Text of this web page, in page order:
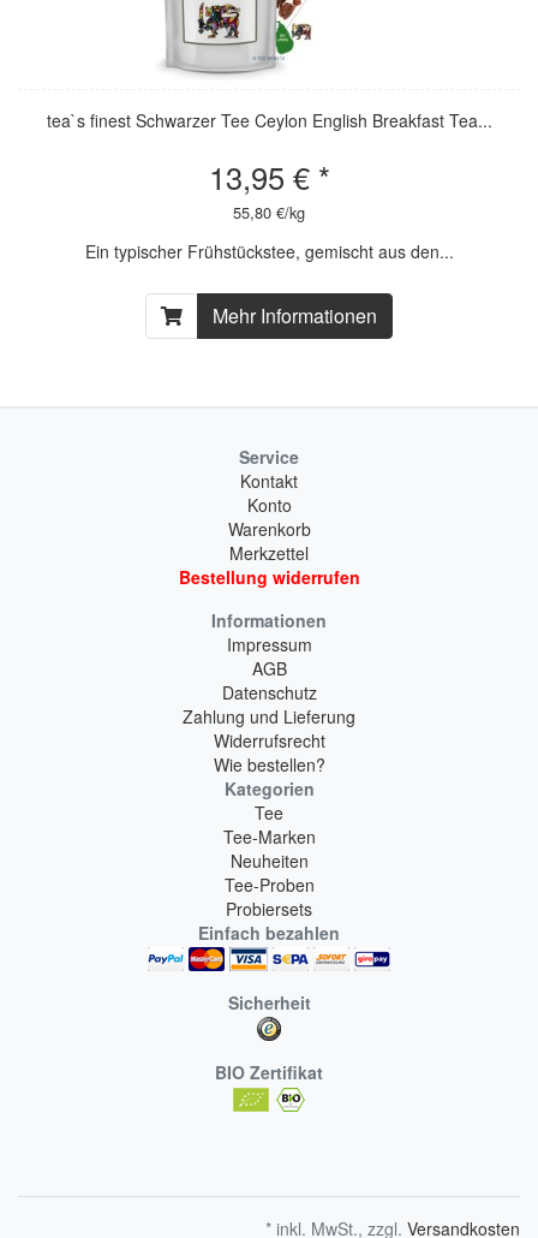
tea`s finest Schwarzer Tee Ceylon English Breakfast Tea...
13,95 € *
55,80 €/kg
Ein typischer Frühstückstee, gemischt aus den...
Mehr Informationen
Service
Kontakt
Konto
Warenkorb
Merkzettel
Bestellung widerrufen
Informationen
Impressum
AGB
Datenschutz
Zahlung und Lieferung
Widerrufsrecht
Wie bestellen?
Kategorien
Tee
Tee-Marken
Neuheiten
Tee-Proben
Probiersets
Einfach bezahlen
Sicherheit
BIO Zertifikat
* inkl. MwSt., zzgl. Versandkosten